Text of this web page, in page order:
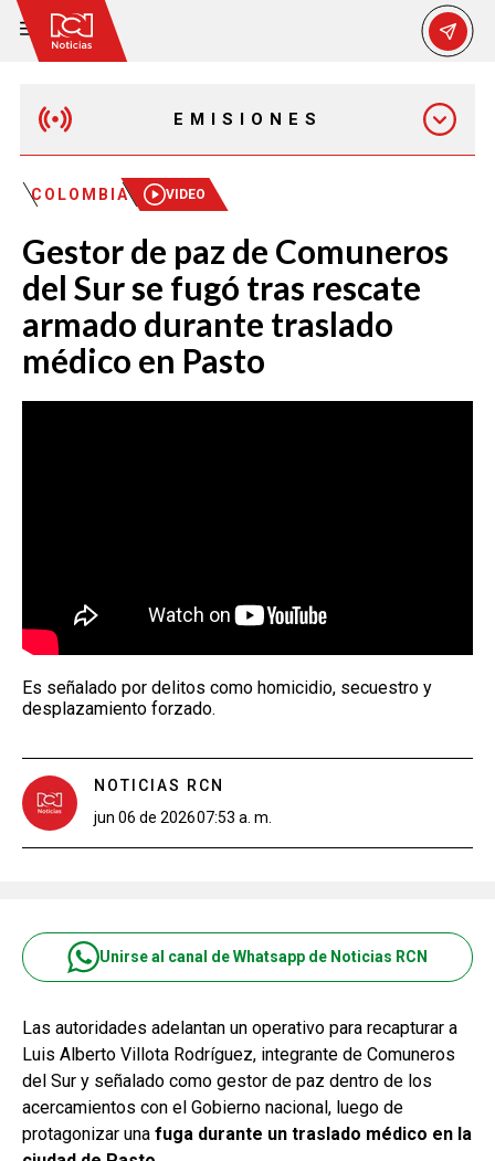
EMISIONES
EMISIÓN 12:30 PM
EMISIÓN 7:00 PM
COLOMBIA VIDEO
Gestor de paz de Comuneros
del Sur se fugó tras rescate
armado durante traslado
médico en Pasto
Es señalado por delitos como homicidio, secuestro y
desplazamiento forzado.
NOTICIAS RCN
jun 06 de 202607:53 a. m.
Unirse al canal de Whatsapp de Noticias RCN
Las autoridades adelantan un operativo para recapturar a
Luis Alberto Villota Rodríguez, integrante de Comuneros
del Sur y señalado como gestor de paz dentro de los
acercamientos con el Gobierno nacional, luego de
protagonizar una fuga durante un traslado médico en la